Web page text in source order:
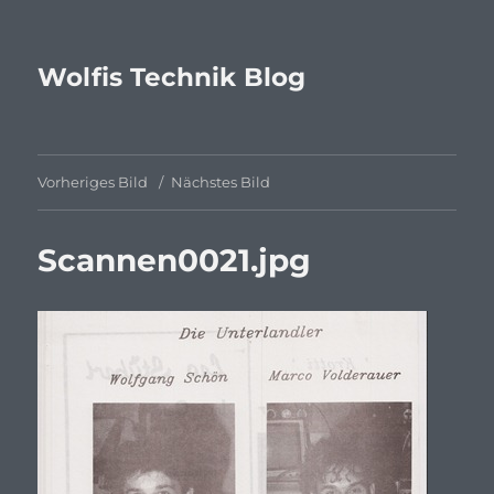
Wolfis Technik Blog
Vorheriges Bild Nächstes Bild
Scannen0021.jpg